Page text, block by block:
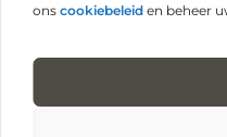
ons cookiebeleid en beheer